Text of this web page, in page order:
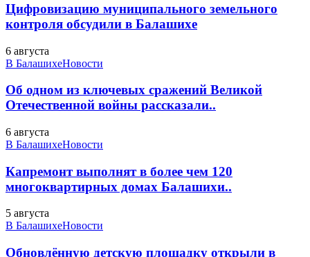
Цифровизацию муниципального земельного
контроля обсудили в Балашихе
6 августа
В БалашихеНовости
Об одном из ключевых сражений Великой
Отечественной войны рассказали..
6 августа
В БалашихеНовости
Капремонт выполнят в более чем 120
многоквартирных домах Балашихи..
5 августа
В БалашихеНовости
Обновлённую детскую площадку открыли в